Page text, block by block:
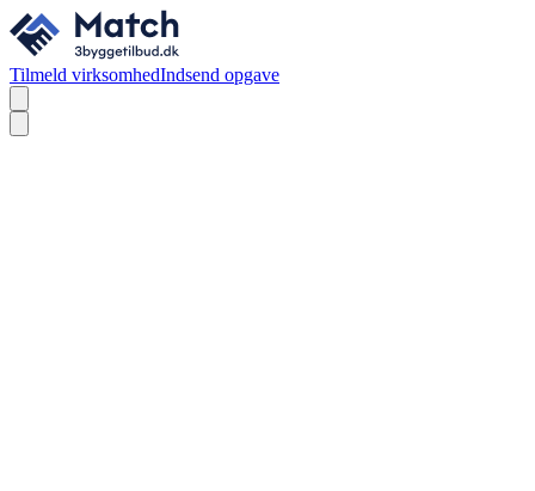
Tilmeld virksomhedIndsend opgave